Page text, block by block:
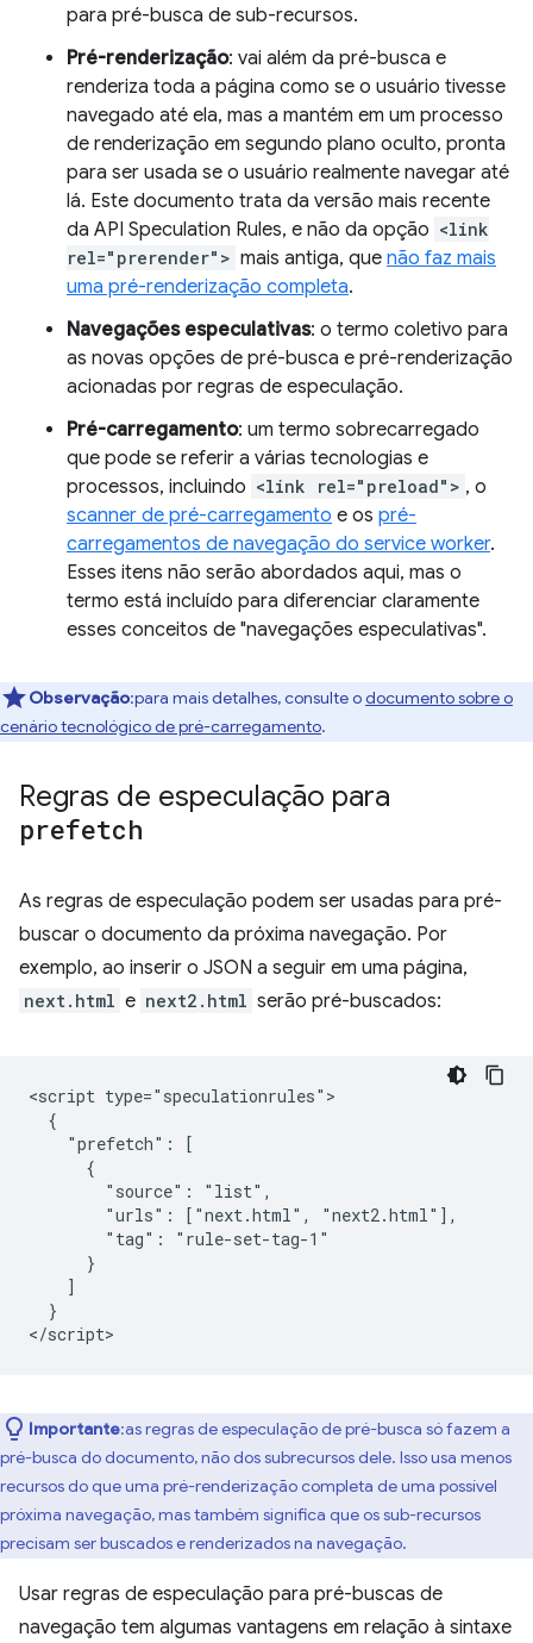
para pré-busca de sub-recursos.
Pré-renderização: vai além da pré-busca e
renderiza toda a página como se o usuário tivesse
navegado até ela, mas a mantém em um processo
de renderização em segundo plano oculto, pronta
para ser usada se o usuário realmente navegar até
lá. Este documento trata da versão mais recente
da API Speculation Rules, e não da opção <link
rel="prerender"> mais antiga, que não faz mais
uma pré-renderização completa.
Navegações especulativas: o termo coletivo para
as novas opções de pré-busca e pré-renderização
acionadas por regras de especulação.
Pré-carregamento: um termo sobrecarregado
que pode se referir a várias tecnologias e
processos, incluindo <link rel="preload"> , o
scanner de pré-carregamento e os pré-
carregamentos de navegação do service worker.
Esses itens não serão abordados aqui, mas o
termo está incluído para diferenciar claramente
esses conceitos de "navegações especulativas".
Observação:para mais detalhes, consulte odocumento sobre o
cenário tecnológico de pré-carregamento.
Regras de especulação para
prefetch
As regras de especulação podem ser usadas para pré-
buscar o documento da próxima navegação. Por
exemplo, ao inserir o JSON a seguir em uma página,
next.html e next2.html serão pré-buscados:
<script type="speculationrules">
  {
    "prefetch": [
      {
        "source": "list",
        "urls": ["next.html", "next2.html"],
        "tag": "rule-set-tag-1"
      }
    ]
  }
Importante:as regras de especulação de pré-busca só fazem a
pré-busca do documento, não dos subrecursos dele. Isso usa menos
recursos do que uma pré-renderização completa de uma possível
próxima navegação, mas também significa que os sub-recursos
precisam ser buscados e renderizados na navegação.
Usar regras de especulação para pré-buscas de
navegação tem algumas vantagens em relação à sintaxe